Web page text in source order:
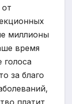
миллионы
время
голоса
за благо